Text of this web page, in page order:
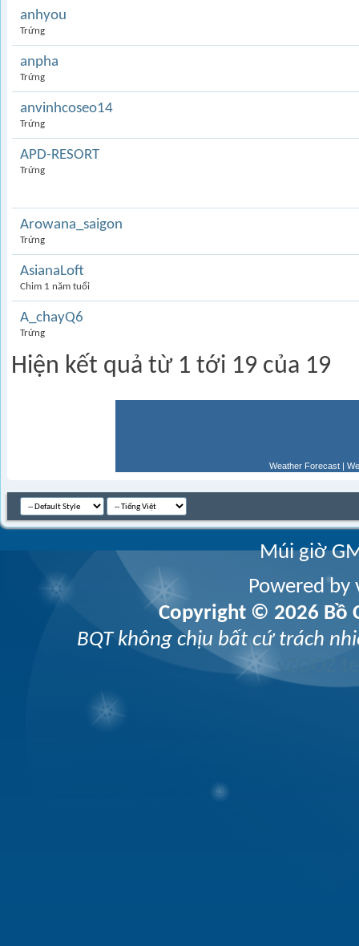
anhyou
Trứng
anpha
Trứng
anvinhcoseo14
Trứng
APD-RESORT
Trứng
Arowana_saigon
Trứng
AsianaLoft
Chim 1 năm tuổi
A_chayQ6
Trứng
Hiện kết quả từ 1 tới 19 của 19
Weather Forecast |
Múi giờ
Powered
Copyright © 2026 Bồ
BQT không chịu bất cứ trách